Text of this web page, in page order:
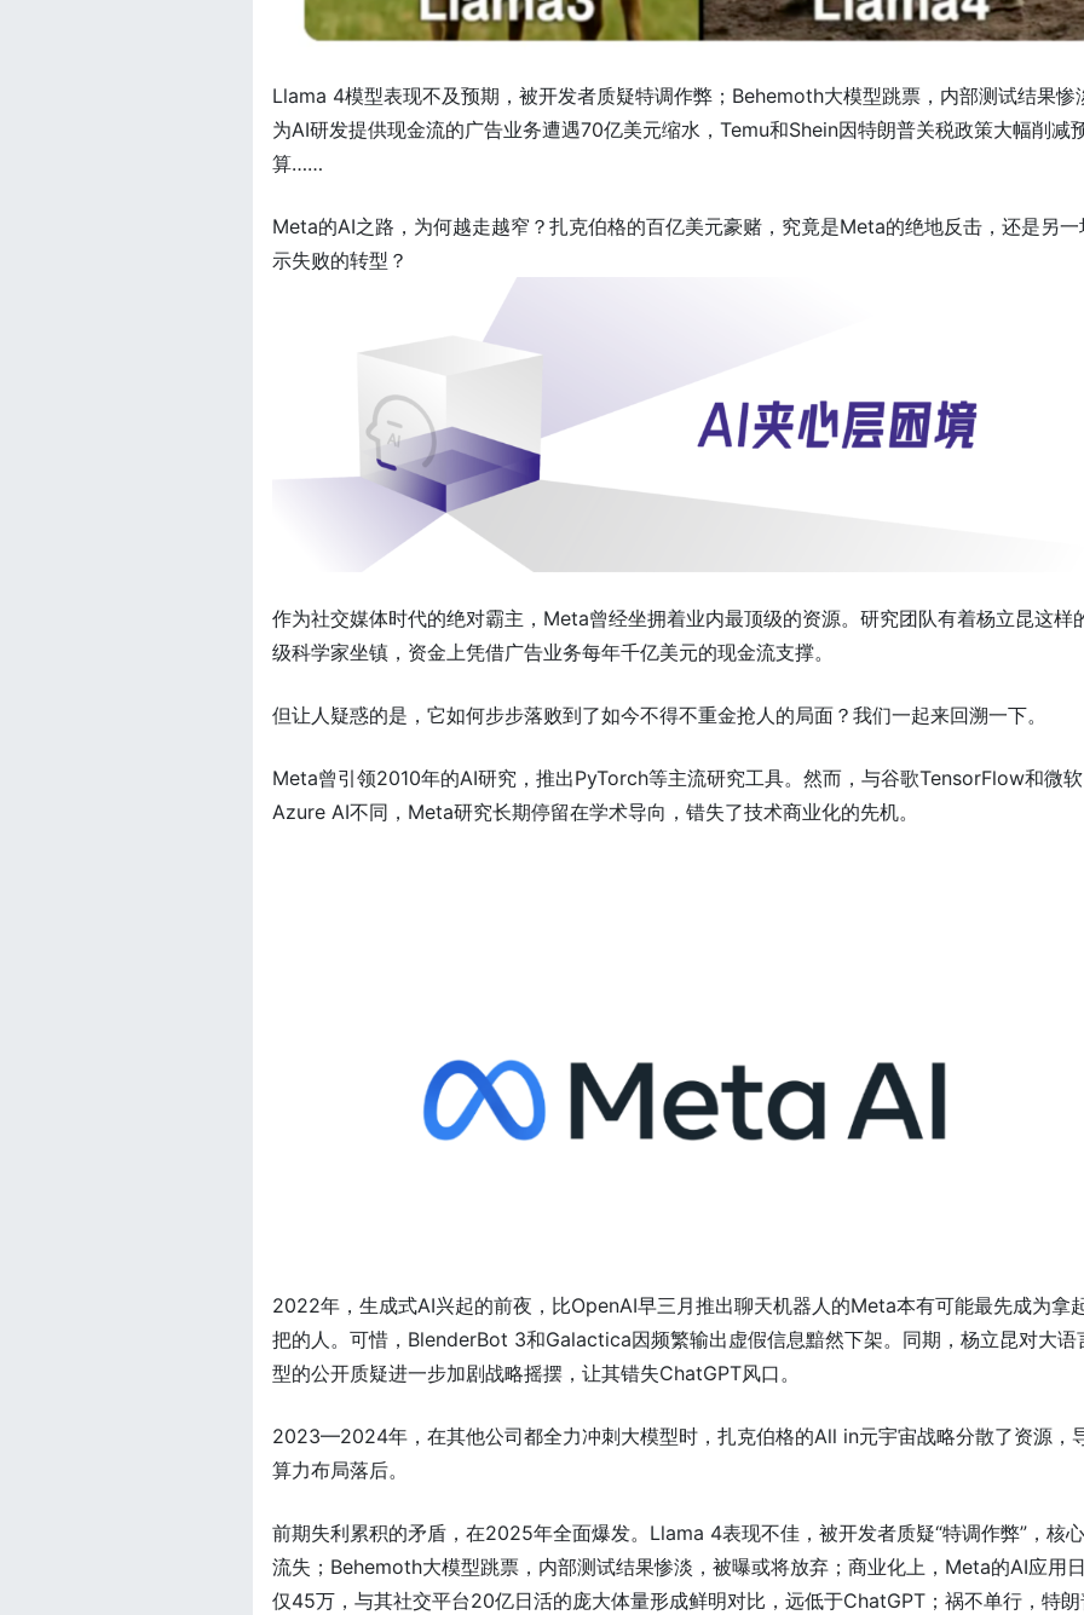
Llama 4模型表现不及预期，被开发者质疑特调作弊；Behemoth大模型跳票，内部测试结果惨
为AI研发提供现金流的广告业务遭遇70亿美元缩水，Temu和Shein因特朗普关税政策大幅削减
算……
Meta的AI之路，为何越走越窄？扎克伯格的百亿美元豪赌，究竟是Meta的绝地反击，还是另一
示失败的转型？
作为社交媒体时代的绝对霸主，Meta曾经坐拥着业内最顶级的资源。研究团队有着杨立昆这样
级科学家坐镇，资金上凭借广告业务每年千亿美元的现金流支撑。
但让人疑惑的是，它如何步步落败到了如今不得不重金抢人的局面？我们一起来回溯一下。
Meta曾引领2010年的AI研究，推出PyTorch等主流研究工具。然而，与谷歌TensorFlow和微软
Azure AI不同，Meta研究长期停留在学术导向，错失了技术商业化的先机。
2022年，生成式AI兴起的前夜，比OpenAI早三月推出聊天机器人的Meta本有可能最先成为拿
把的人。可惜，BlenderBot 3和Galactica因频繁输出虚假信息黯然下架。同期，杨立昆对大语
型的公开质疑进一步加剧战略摇摆，让其错失ChatGPT风口。
2023—2024年，在其他公司都全力冲刺大模型时，扎克伯格的All in元宇宙战略分散了资源，
算力布局落后。
前期失利累积的矛盾，在2025年全面爆发。Llama 4表现不佳，被开发者质疑“特调作弊”，核
流失；Behemoth大模型跳票，内部测试结果惨淡，被曝或将放弃；商业化上，Meta的AI应用
仅45万，与其社交平台20亿日活的庞大体量形成鲜明对比，远低于ChatGPT；祸不单行，特